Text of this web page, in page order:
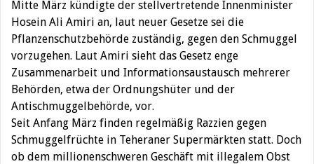
Mitte März kündigte der stellvertretende Innenminister
Hosein Ali Amiri an, laut neuer Gesetze sei die
Pflanzenschutzbehörde zuständig, gegen den Schmuggel
vorzugehen. Laut Amiri sieht das Gesetz enge
Zusammenarbeit und Informationsaustausch mehrerer
Behörden, etwa der Ordnungshüter und der
Antischmuggelbehörde, vor.
Seit Anfang März finden regelmäßig Razzien gegen
Schmuggelfrüchte in Teheraner Supermärkten statt. Doch
ob dem millionenschweren Geschäft mit illegalem Obst